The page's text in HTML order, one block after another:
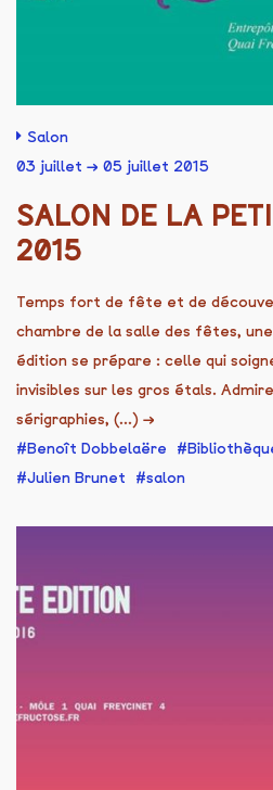
Salon
03 juillet → 05 juillet 2015
SALON DE LA
2015
Temps fort de fête et de
chambre de la salle des fêtes,
édition se prépare : celle qui
invisibles sur les gros étals.
sérigraphies, (...) →
Benoît Dobbelaëre
Julien Brunet
salon